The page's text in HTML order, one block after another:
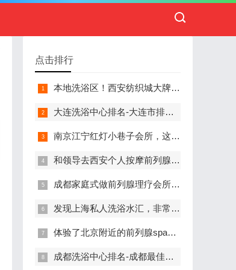
点击排行
本地洗浴区！西安纺织城大牌精英男子会馆.让你不负此行（新项目)）
大连洗浴中心排名-大连市排名前十的洗浴中心盘点
南京江宁红灯小巷子会所，这里您来了就不想走
和领导去西安个人按摩前列腺私人养生馆，体验一次最舒心的感受
成都家庭式做前列腺理疗会所,按摩按得特别舒服，放松减压的好地方
发现上海私人洗浴水汇，非常值得推荐的一个休闲场所
体验了北京附近的前列腺spa养生馆，刚体验完就忍不住分享出来
成都洗浴中心排名-成都最佳洗浴中心TOP10排名